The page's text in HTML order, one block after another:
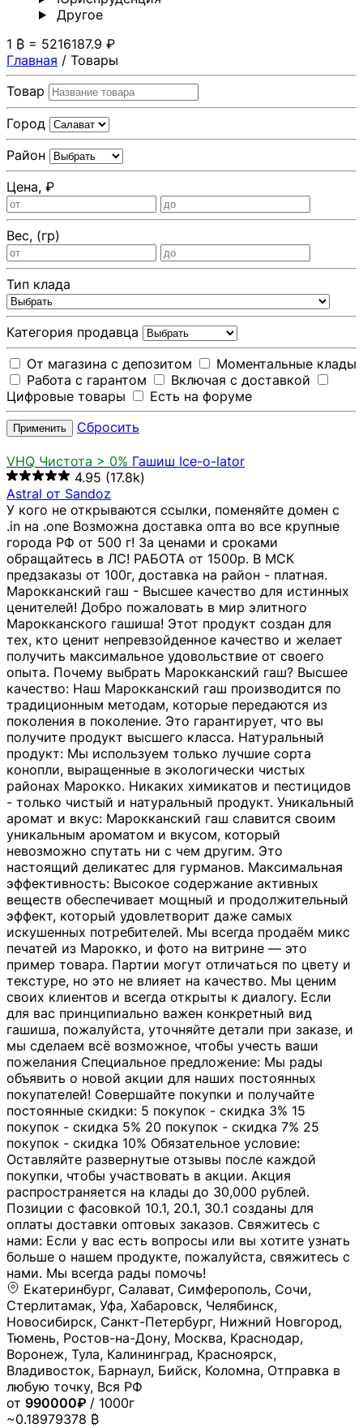
Другoе
1 ₿ = 5216187.9 ₽
Главная / Товары
Товар
Город
Район
Цена, ₽
Вес, (гр)
Тип клада
Категория продавца
От магазина с депозитом
Моментальные клады
Работа с гарантом
Включая с доставкой
Цифровые товары
Есть на форуме
Применить Сбросить
VHQ Чистота > 0% Гашиш Ice-o-lator
4.95 (17.8k)
Astral от Sandoz
У кого не открываются ссылки, поменяйте домен с
.in на .one Возможна доставка опта во все крупные
города РФ от 500 г! За ценами и сроками
обращайтесь в ЛС! РАБОТА от 1500р. В МСК
предзаказы от 100г, доставка на район - платная.
Марокканский гаш - Высшее качество для истинных
ценителей! Добро пожаловать в мир элитного
Марокканского гашиша! Этот продукт создан для
тех, кто ценит непревзойденное качество и желает
получить максимальное удовольствие от своего
опыта. Почему выбрать Марокканский гаш? Высшее
качество: Наш Марокканский гаш производится по
традиционным методам, которые передаются из
поколения в поколение. Это гарантирует, что вы
получите продукт высшего класса. Натуральный
продукт: Мы используем только лучшие сорта
конопли, выращенные в экологически чистых
районах Марокко. Никаких химикатов и пестицидов
- только чистый и натуральный продукт. Уникальный
аромат и вкус: Марокканский гаш славится своим
уникальным ароматом и вкусом, который
невозможно спутать ни с чем другим. Это
настоящий деликатес для гурманов. Максимальная
эффективность: Высокое содержание активных
веществ обеспечивает мощный и продолжительный
эффект, который удовлетворит даже самых
искушенных потребителей. Мы всегда продаём микс
печатей из Марокко, и фото на витрине — это
пример товара. Партии могут отличаться по цвету и
текстуре, но это не влияет на качество. Мы ценим
своих клиентов и всегда открыты к диалогу. Если
для вас принципиально важен конкретный вид
гашиша, пожалуйста, уточняйте детали при заказе, и
мы сделаем всё возможное, чтобы учесть ваши
пожелания Специальное предложение: Мы рады
объявить о новой акции для наших постоянных
покупателей! Совершайте покупки и получайте
постоянные скидки: 5 покупок - скидка 3% 15
покупок - скидка 5% 20 покупок - скидка 7% 25
покупок - скидка 10% Обязательное условие:
Оставляйте развернутые отзывы после каждой
покупки, чтобы участвовать в акции. Акция
распространяется на клады до 30,000 рублей.
Позиции с фасовкой 10.1, 20.1, 30.1 созданы для
оплаты доставки оптовых заказов. Свяжитесь с
нами: Если у вас есть вопросы или вы хотите узнать
больше о нашем продукте, пожалуйста, свяжитесь с
нами. Мы всегда рады помочь!
Екатеринбург, Салават, Симферополь, Сочи,
Стерлитамак, Уфа, Хабаровск, Челябинск,
Новосибирск, Санкт-Петербург, Нижний Новгород,
Тюмень, Ростов-на-Дону, Москва, Краснодар,
Воронеж, Тула, Калининград, Красноярск,
Владивосток, Барнаул, Бийск, Коломна, Отправка в
любую точку, Вся РФ
от 990000₽ / 1000г
~0.18979378 ₿